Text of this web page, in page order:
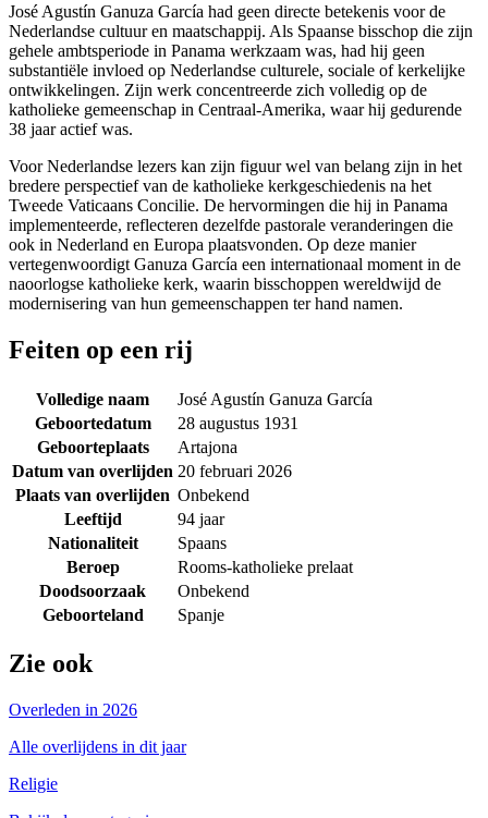
José Agustín Ganuza García had geen directe betekenis voor de
Nederlandse cultuur en maatschappij. Als Spaanse bisschop die zijn
gehele ambtsperiode in Panama werkzaam was, had hij geen
substantiële invloed op Nederlandse culturele, sociale of kerkelijke
ontwikkelingen. Zijn werk concentreerde zich volledig op de
katholieke gemeenschap in Centraal-Amerika, waar hij gedurende
38 jaar actief was.
Voor Nederlandse lezers kan zijn figuur wel van belang zijn in het
bredere perspectief van de katholieke kerkgeschiedenis na het
Tweede Vaticaans Concilie. De hervormingen die hij in Panama
implementeerde, reflecteren dezelfde pastorale veranderingen die
ook in Nederland en Europa plaatsvonden. Op deze manier
vertegenwoordigt Ganuza García een internationaal moment in de
naoorlogse katholieke kerk, waarin bisschoppen wereldwijd de
modernisering van hun gemeenschappen ter hand namen.
Feiten op een rij
Volledige naam
José Agustín Ganuza García
Geboortedatum
28 augustus 1931
Geboorteplaats
Artajona
Datum van overlijden 20 februari 2026
Plaats van overlijden Onbekend
Leeftijd
94 jaar
Nationaliteit
Spaans
Beroep
Rooms-katholieke prelaat
Doodsoorzaak
Onbekend
Geboorteland
Spanje
Zie ook
Overleden in 2026
Alle overlijdens in dit jaar
Religie